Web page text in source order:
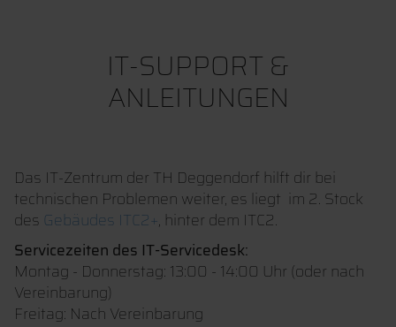
IT-SUPPORT &
ANLEITUNGEN
Das IT-Zentrum der TH Deggendorf hilft dir bei
technischen Problemen weiter, es liegt im 2. Stock
des Gebäudes ITC2+, hinter dem ITC2.
Servicezeiten des IT-Servicedesk:
Montag - Donnerstag: 13:00 - 14:00 Uhr (oder nach
Vereinbarung)
Freitag: Nach Vereinbarung